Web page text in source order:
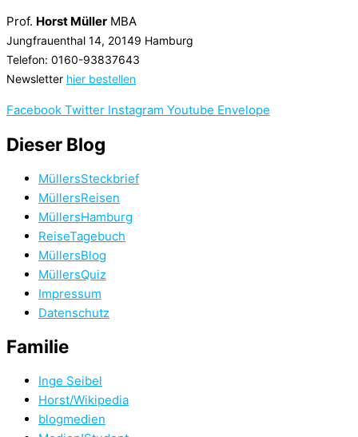
Prof. Horst Müller MBA
Jungfrauenthal 14, 20149 Hamburg
Telefon: 0160-93837643
Newsletter hier bestellen
Facebook Twitter Instagram Youtube Envelope
Dieser Blog
MüllersSteckbrief
MüllersReisen
MüllersHamburg
ReiseTagebuch
MüllersBlog
MüllersQuiz
Impressum
Datenschutz
Familie
Inge Seibel
Horst/Wikipedia
blogmedien